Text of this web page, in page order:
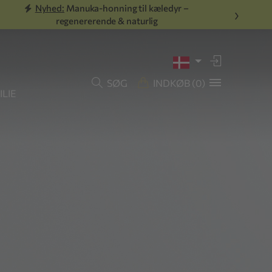
Nyhed: Manuka-honning til kæledyr –
regenererende & naturlig
›
SØG INDKØB (0)